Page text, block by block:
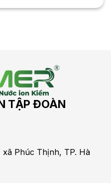
TẬP ĐOÀN
Phúc Thịnh, TP. Hà